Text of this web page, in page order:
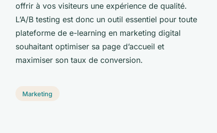
offrir à vos visiteurs une expérience de qualité.
L’A/B testing est donc un outil essentiel pour toute
plateforme de e-learning en marketing digital
souhaitant optimiser sa page d’accueil et
maximiser son taux de conversion.
Marketing